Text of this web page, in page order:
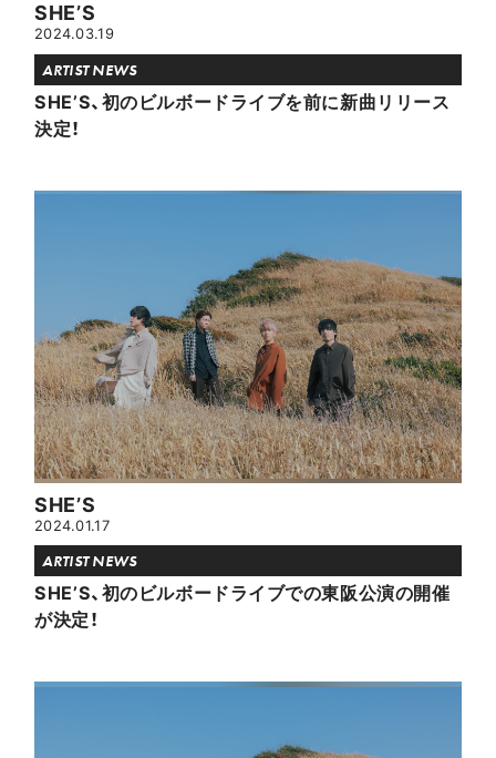
SHE’S
2024.03.19
ARTIST NEWS
SHE’S、初のビルボードライブを前に新曲リリース
決定！
SHE’S
2024.01.17
ARTIST NEWS
SHE’S、初のビルボードライブでの東阪公演の開催
が決定！